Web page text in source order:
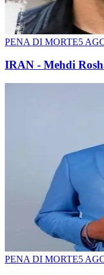
PENA DI MORTE5
IRAN - Mehdi
PENA DI MORTE5